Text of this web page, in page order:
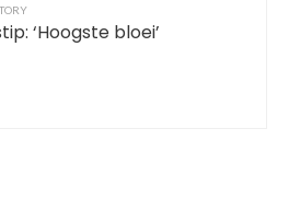
‘Hoogste bloei’